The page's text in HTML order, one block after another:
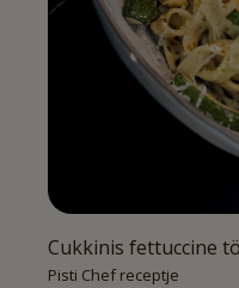
Cukkinis fettuccine
Pisti Chef receptje